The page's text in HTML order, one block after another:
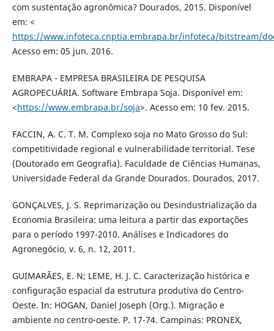
com sustentação agronômica? Dourados, 2015. Disponível
em: <
https://www.infoteca.cnptia.embrapa.br/infoteca/bitstream/
Acesso em: 05 jun. 2016.
EMBRAPA - EMPRESA BRASILEIRA DE PESQUISA
AGROPECUÁRIA. Software Embrapa Soja. Disponível em:
<https://www.embrapa.br/soja>. Acesso em: 10 fev. 2015.
FACCIN, A. C. T. M. Complexo soja no Mato Grosso do Sul:
competitividade regional e vulnerabilidade territorial. Tese
(Doutorado em Geografia). Faculdade de Ciências Humanas,
Universidade Federal da Grande Dourados. Dourados, 2017.
GONÇALVES, J. S. Reprimarização ou Desindustrialização da
Economia Brasileira: uma leitura a partir das exportações
para o período 1997-2010. Análises e Indicadores do
Agronegócio, v. 6, n. 12, 2011.
GUIMARÃES, E. N; LEME, H. J. C. Caracterização histórica e
configuração espacial da estrutura produtiva do Centro-
Oeste. In: HOGAN, Daniel Joseph (Org.). Migração e
ambiente no centro-oeste. P. 17-74. Campinas: PRONEX,